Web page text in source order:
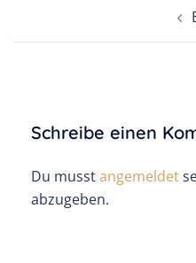
Schreibe einen
Du musstangemeldet
abzugeben.